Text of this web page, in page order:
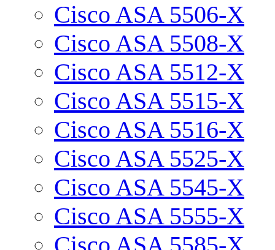
Cisco ASA 5506-X
Cisco ASA 5508-X
Cisco ASA 5512-X
Cisco ASA 5515-X
Cisco ASA 5516-X
Cisco ASA 5525-X
Cisco ASA 5545-X
Cisco ASA 5555-X